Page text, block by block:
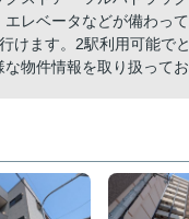
レベータなどが備わっ
けます。2駅利用可能で
物件情報を取り扱って